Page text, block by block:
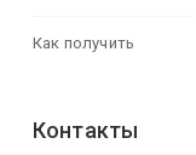
Как получить
Контакты